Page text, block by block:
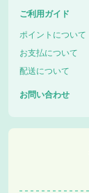
ご利用ガイド
ポイントについて
お支払について
配送について
お問い合わせ